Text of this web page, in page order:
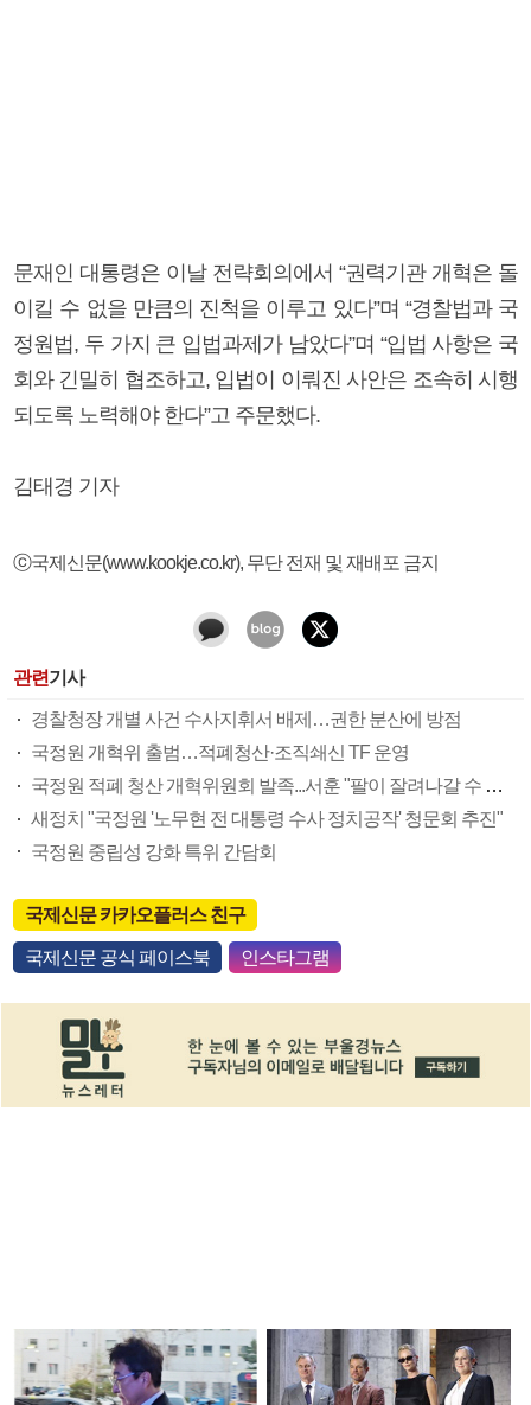
문재인 대통령은 이날 전략회의에서 “권력기관 개혁은 돌
이킬 수 없을 만큼의 진척을 이루고 있다”며 “경찰법과 국
정원법, 두 가지 큰 입법과제가 남았다”며 “입법 사항은 국
회와 긴밀히 협조하고, 입법이 이뤄진 사안은 조속히 시행
되도록 노력해야 한다”고 주문했다.
김태경 기자
ⓒ국제신문(www.kookje.co.kr), 무단 전재 및 재배포 금지
관련기사
경찰청장 개별 사건 수사지휘서 배제…권한 분산에 방점
국정원 개혁위 출범…적폐청산·조직쇄신 TF 운영
국정원 적폐 청산 개혁위원회 발족...서훈 "팔이 잘려나갈 수 있다"
새정치 "국정원 '노무현 전 대통령 수사 정치공작' 청문회 추진"
국정원 중립성 강화 특위 간담회
국제신문 카카오플러스 친구
국제신문 공식 페이스북 인스타그램